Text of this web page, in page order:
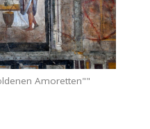
Amoretten""